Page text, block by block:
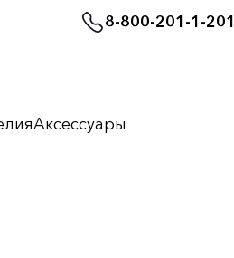
8-800-201-1-201
Аксессуары